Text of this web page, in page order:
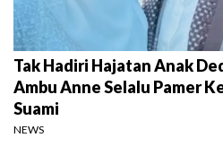
Tak Hadiri Hajatan Anak
Ambu Anne Selalu Pamer
Suami
NEWS